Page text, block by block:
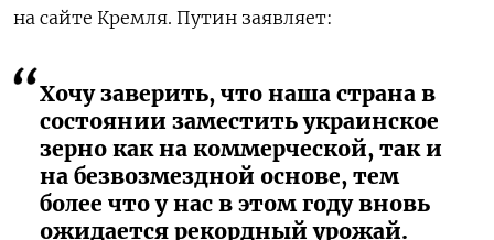
на сайте Кремля. Путин заявляет:
Хочу заверить, что наша страна в
состоянии заместить украинское
зерно как на коммерческой, так и
на безвозмездной основе, тем
более что у нас в этом году вновь
ожидается рекордный урожай.